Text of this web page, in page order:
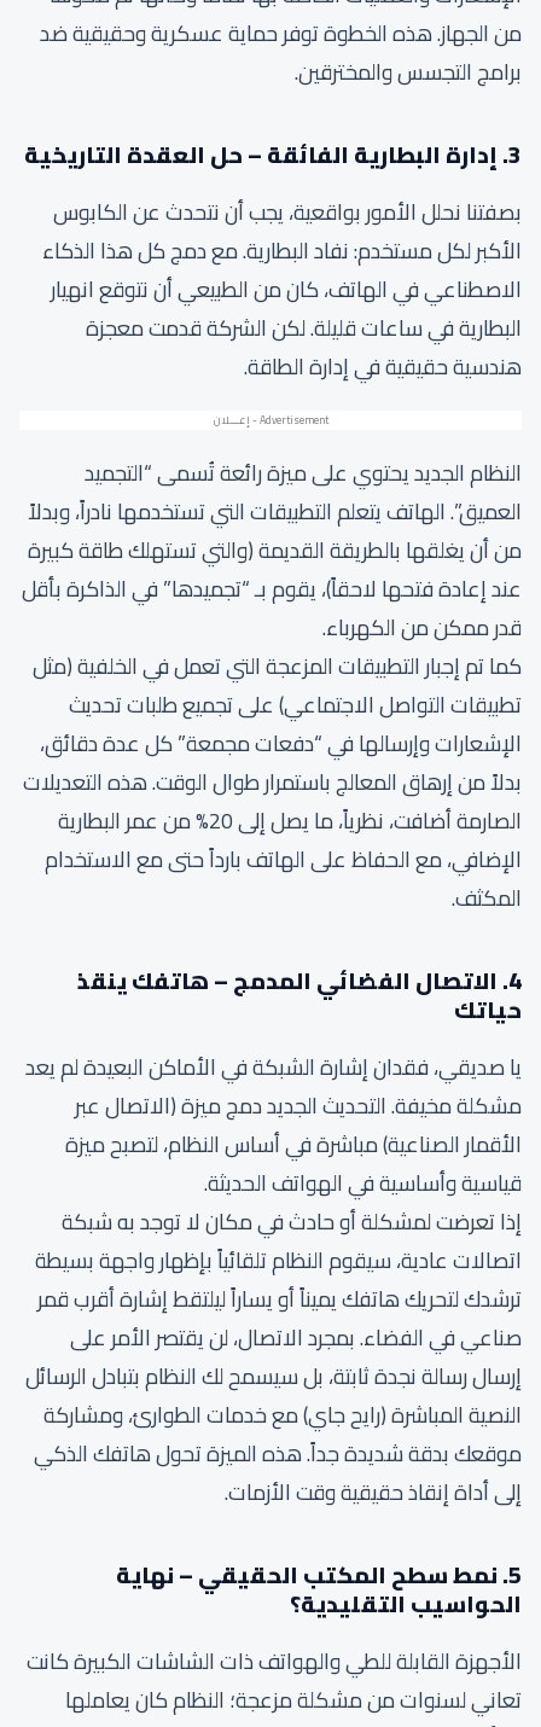
من الجهاز. هذه الخطوة توفر حماية عسكرية وحقيقية ضد
برامج التجسس والمخترقين.
3. إدارة البطارية الفائقة – حل العقدة التاريخية
بصفتنا نحلل الأمور بواقعية، يجب أن نتحدث عن الكابوس
الأكبر لكل مستخدم: نفاد البطارية. مع دمج كل هذا الذكاء
الاصطناعي في الهاتف، كان من الطبيعي أن نتوقع انهيار
البطارية في ساعات قليلة. لكن الشركة قدمت معجزة
هندسية حقيقية في إدارة الطاقة.
النظام الجديد يحتوي على ميزة رائعة تُسمى “التجميد
العميق”. الهاتف يتعلم التطبيقات التي تستخدمها نادراً، وبدلاً
من أن يغلقها بالطريقة القديمة (والتي تستهلك طاقة كبيرة
عند إعادة فتحها لاحقاً)، يقوم بـ “تجميدها” في الذاكرة بأقل
قدر ممكن من الكهرباء.
كما تم إجبار التطبيقات المزعجة التي تعمل في الخلفية (مثل
تطبيقات التواصل الاجتماعي) على تجميع طلبات تحديث
الإشعارات وإرسالها في “دفعات مجمعة” كل عدة دقائق،
بدلاً من إرهاق المعالج باستمرار طوال الوقت. هذه التعديلات
الصارمة أضافت، نظرياً، ما يصل إلى 20% من عمر البطارية
الإضافي، مع الحفاظ على الهاتف بارداً حتى مع الاستخدام
المكثف.
4. الاتصال الفضائي المدمج – هاتفك ينقذ
حياتك
يا صديقي، فقدان إشارة الشبكة في الأماكن البعيدة لم يعد
مشكلة مخيفة. التحديث الجديد دمج ميزة (الاتصال عبر
الأقمار الصناعية) مباشرة في أساس النظام، لتصبح ميزة
قياسية وأساسية في الهواتف الحديثة.
إذا تعرضت لمشكلة أو حادث في مكان لا توجد به شبكة
اتصالات عادية، سيقوم النظام تلقائياً بإظهار واجهة بسيطة
ترشدك لتحريك هاتفك يميناً أو يساراً ليلتقط إشارة أقرب قمر
صناعي في الفضاء. بمجرد الاتصال، لن يقتصر الأمر على
إرسال رسالة نجدة ثابتة، بل سيسمح لك النظام بتبادل الرسائل
النصية المباشرة (رايح جاي) مع خدمات الطوارئ، ومشاركة
موقعك بدقة شديدة جداً. هذه الميزة تحول هاتفك الذكي
إلى أداة إنقاذ حقيقية وقت الأزمات.
5. نمط سطح المكتب الحقيقي – نهاية
الحواسيب التقليدية؟
الأجهزة القابلة للطي والهواتف ذات الشاشات الكبيرة كانت
تعاني لسنوات من مشكلة مزعجة؛ النظام كان يعاملها